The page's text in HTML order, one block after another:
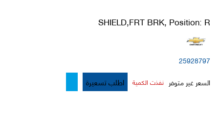
SHIELD,FRT BRK, Position: R
25928797
السعر غير متوفر نفذت الكمية اطلب تسعيرة